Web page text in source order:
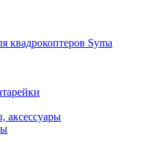
квадрокоптеров Syma
аксессуары